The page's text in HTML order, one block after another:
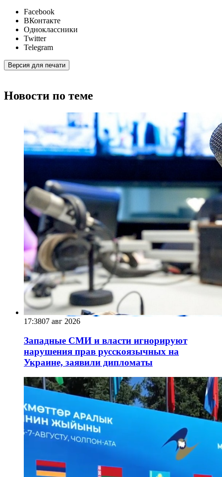
Facebook
ВКонтакте
Одноклассники
Twitter
Telegram
Версия для печати
Новости по теме
17:3807 авг 2026
Западные СМИ и власти игнорируют
нарушения прав русскоязычных на
Украине, заявили дипломаты